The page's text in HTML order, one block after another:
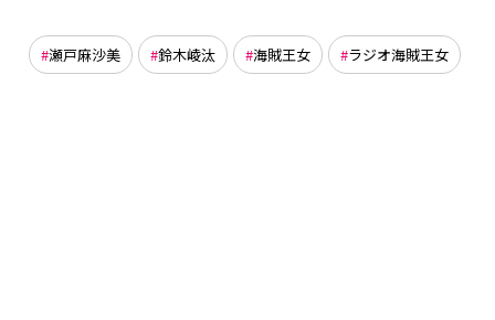
瀬戸麻沙美 鈴木崚汰 海賊王女 ラジオ海賊王女